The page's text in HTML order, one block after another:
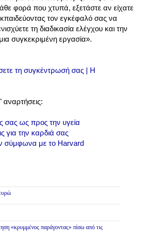
φορά που χτυπά, εξετάστε αν είχατε
τον εγκέφαλό σας να
τη διαδικασία ελέγχου και την
συγκεκριμένη εργασία».
τη συγκέντρωσή σας | Η
αναρτήσεις:
σας ως προς την υγεία
για την καρδιά σας
σύμφωνα με το Harvard
«κρυμμένος παράγοντας» πίσω από τις